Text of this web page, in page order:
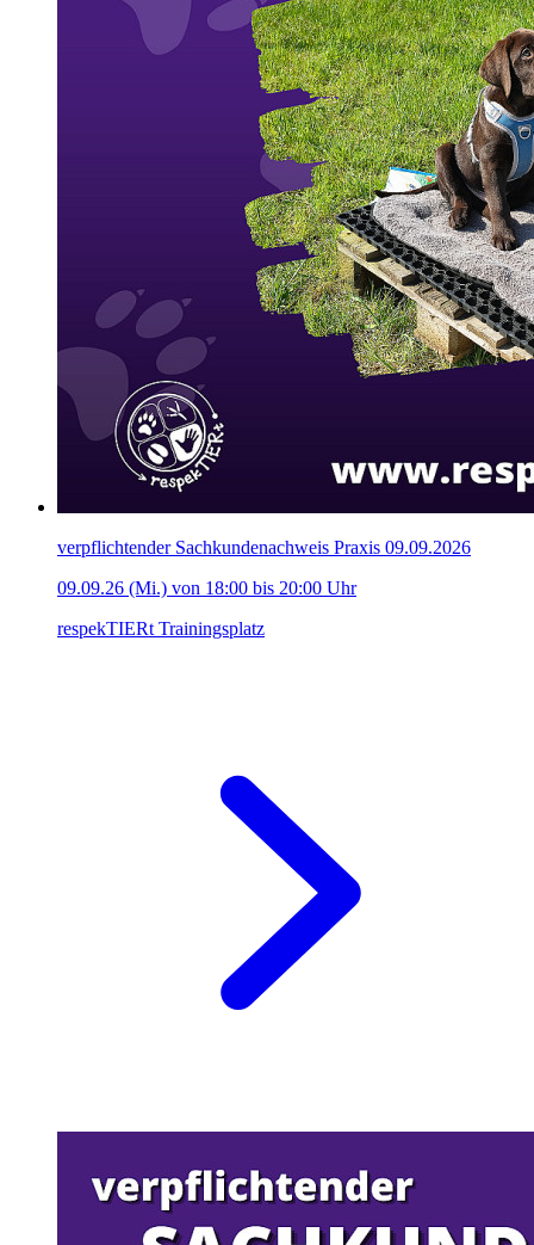
verpflichtender Sachkundenachweis Praxis 09.09.2026
09.09.26 (Mi.) von 18:00 bis 20:00 Uhr
respekTIERt Trainingsplatz